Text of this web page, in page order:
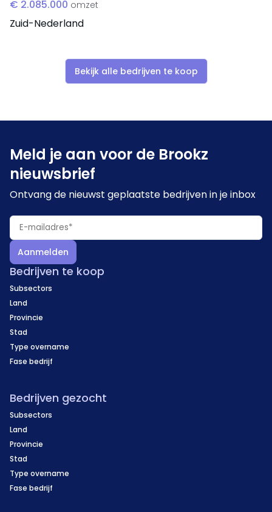
€ 2.085.000 omzet
Zuid-Nederland
Bekijk alle bedrijven te koop
Meld je aan voor de Brookz
nieuwsbrief
Ontvang de nieuwst geplaatste bedrijven in je inbox
Aanmelden
Bedrijven te koop
Subsectors
Land
Provincie
Stad
Type overname
Fase bedrijf
Bedrijven gezocht
Subsectors
Land
Provincie
Stad
Type overname
Fase bedrijf